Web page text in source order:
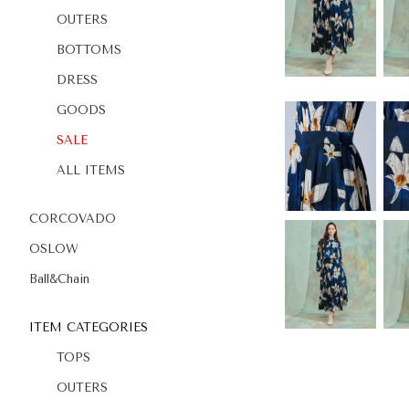
OUTERS
BOTTOMS
DRESS
GOODS
SALE
ALL ITEMS
CORCOVADO
OSLOW
Ball&Chain
ITEM CATEGORIES
TOPS
OUTERS